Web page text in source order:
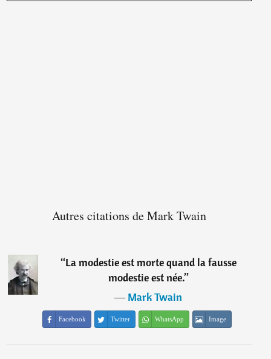
Autres citations de Mark Twain
“La modestie est morte quand la fausse
modestie est née.”
―Mark Twain
Facebook Twitter WhatsApp Image